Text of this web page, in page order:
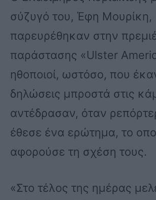
σύζυγό του, Έφη Μουρίκη,
παρευρέθηκαν στην
παράστασης «Ulster
ηθοποιοί, ωστόσο, που
δηλώσεις μπροστά στις
αντέδρασαν, όταν
έθεσε ένα ερώτημα, το
αφορούσε τη σχέση τους.
«Στο τέλος της ημέρας